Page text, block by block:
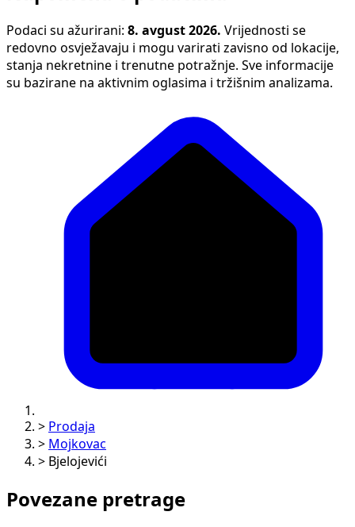
Podaci su ažurirani: 8. avgust 2026. Vrijednosti se
redovno osvježavaju i mogu varirati zavisno od lokacije,
stanja nekretnine i trenutne potražnje. Sve informacije
su bazirane na aktivnim oglasima i tržišnim analizama.
> Prodaja
> Mojkovac
> Bjelojevići
Povezane pretrage